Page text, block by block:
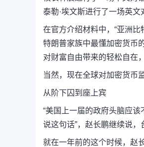
泰勒·埃文斯进行了一场英文
在官方介绍材料中，“亚洲
特朗普家族中最懂加密货币
对财富自由带来的轻松自在
当然，现在全球对加密货币
从阶下囚到座上宾
“美国上一届的政府头脑应
说这句话”，赵长鹏继续说，
就在一年前的这个时候，赵